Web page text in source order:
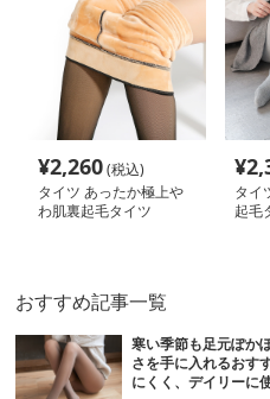
¥2,260(税込)
タイツ あったか極上や
わ肌裏起毛タイツ
¥
タイ
起毛
おすすめ記事一覧
寒い季節も足元ぽか
さを手に入れるおす
にくく、デイリーに